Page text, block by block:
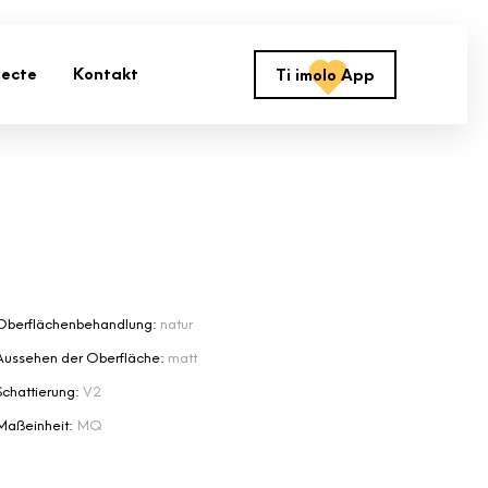
Kontakt Ti imolo App
natur
der Oberfläche: matt
V2
MQ